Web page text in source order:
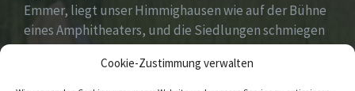
Cookie-Zustimmung verwalten
Emmer, liegt unser Himmighausen wie auf der Bühne
eines Amphitheaters, und die Siedlungen schmiegen
sich an die umgebenden, seit Jahrhunderten mit
Mischwäldern bepflanzten Berge.